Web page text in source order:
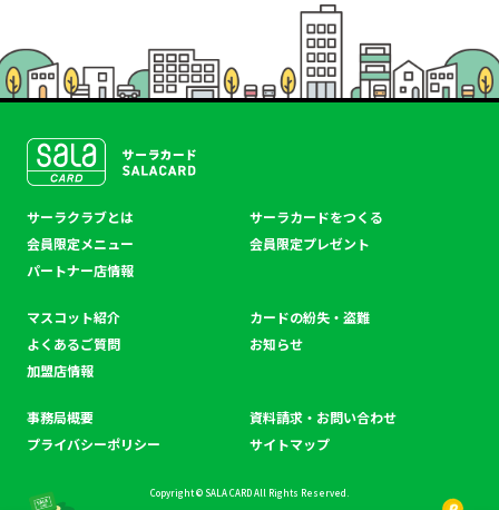
ブ
サーラクラブとは
サーラカードをつくる
会員限定メニュー
会員限定プレゼント
パートナー店情報
マスコット紹介
カードの紛失・盗難
よくあるご質問
お知らせ
加盟店情報
事務局概要
資料請求・お問い合わせ
プライバシーポリシー
サイトマップ
Copyright © SALA CARD All Rights Reserved.